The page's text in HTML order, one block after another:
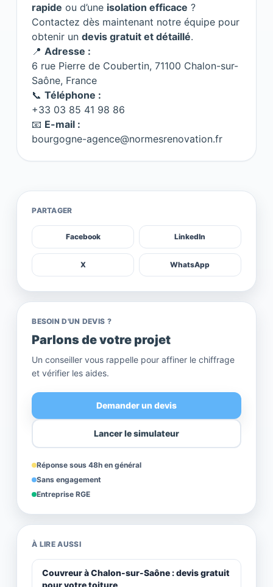
rapide ou d’une isolation efficace ?
Contactez dès maintenant notre équipe pour
obtenir undevis gratuit et détaillé.
📍Adresse :
6 rue Pierre de Coubertin, 71100 Chalon-sur-
Saône, France
📞Téléphone :
+33 03 85 41 98 86
📧 E-mail :
bourgogne-agence@normesrenovation.fr
PARTAGER
Facebook LinkedIn
X WhatsApp
BESOIN D'UN DEVIS ?
Parlons de votre projet
Un conseiller vous rappelle pour affiner le chiffrage
et vérifier les aides.
Demander un devis
Lancer le simulateur
Réponse sous 48h en général
Sans engagement
Entreprise RGE
À LIRE AUSSI
Couvreur à Chalon-sur-Saône : devis gratuit
pour votre toiture